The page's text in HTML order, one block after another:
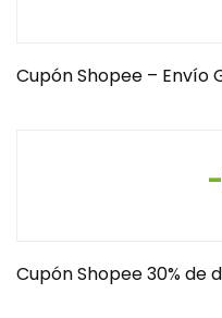
Cupón Shopee – Envío
Cupón Shopee 30%